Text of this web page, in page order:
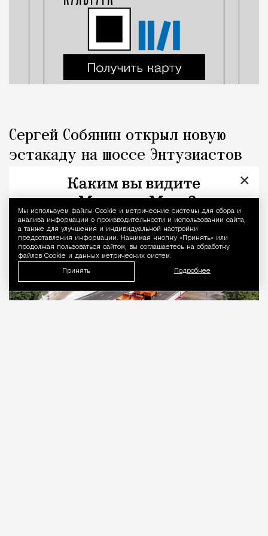
Уведомление
Мы используем файлы Сookie и метрические системы для сбора и
анализа информации о производительности и использовании сайта,
а также для улучшения и индивидуальной настройки
предоставления информации. Нажимая кнопку «Принять» или
продолжая пользоваться сайтом, вы соглашаетесь на обработку
файлов Cookie и данных метрических систем.
Принять Подробнее
Сергей Собянин открыл новую
эстакаду на шоссе Энтузиастов
Кирилл Романов ×